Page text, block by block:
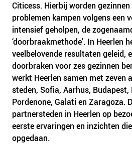
Citicess. Hierbij worden
problemen kampen volgens een
intensief geholpen, de
‘doorbraakmethode’. In Heerlen
veelbelovende resultaten geleid,
doorbraken voor zes gezinnen
werkt Heerlen samen met zeven
steden, Sofia, Aarhus, Budapest,
Pordenone, Galati en Zaragoza.
partnersteden in Heerlen op
eerste ervaringen en inzichten
opgedaan.